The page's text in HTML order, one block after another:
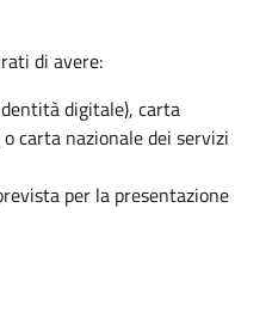
di avere:
digitale), carta
carta nazionale dei servizi
per la presentazione